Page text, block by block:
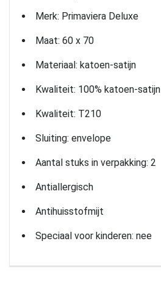
Merk: Primaviera Deluxe
Maat: 60 x 70
Materiaal: katoen-satijn
Kwaliteit: 100% katoen-satijn
Kwaliteit: T210
Sluiting: envelope
Aantal stuks in verpakking: 2
Antiallergisch
Antihuisstofmijt
Speciaal voor kinderen: nee